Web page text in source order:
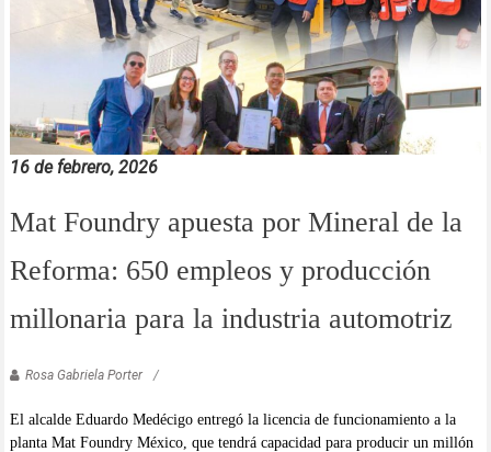
16 de febrero, 2026
Mat Foundry apuesta por Mineral de la
Reforma: 650 empleos y producción
millonaria para la industria automotriz
Rosa Gabriela Porter
El alcalde Eduardo Medécigo entregó la licencia de funcionamiento a la
planta Mat Foundry México, que tendrá capacidad para producir un millón